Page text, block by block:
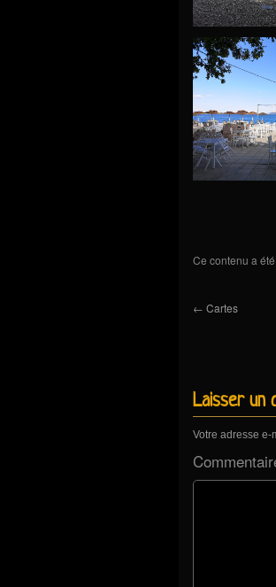
Ce contenu a
← Cartes
Laisser un
Votre adresse